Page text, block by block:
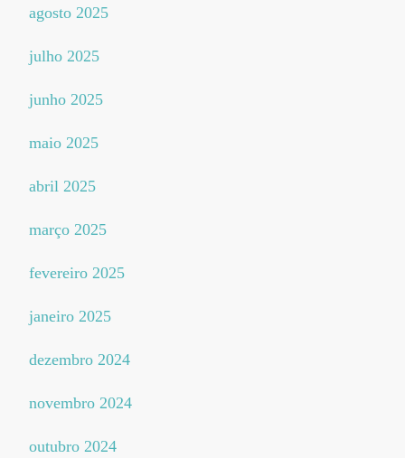
agosto 2025
julho 2025
junho 2025
maio 2025
abril 2025
março 2025
fevereiro 2025
janeiro 2025
dezembro 2024
novembro 2024
outubro 2024